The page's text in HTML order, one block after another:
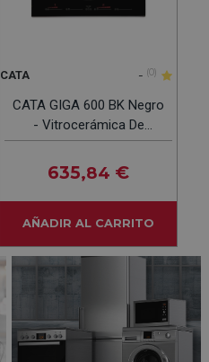
CATA - (0)
CATA GIGA 600 BK Negro
- Vitrocerámica De
Inducción 60cm
635,84 €
AÑADIR AL CARRITO